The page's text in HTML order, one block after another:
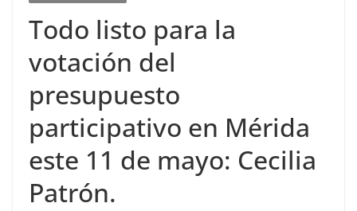
Todo listo para la
votación del
presupuesto
participativo en Mérida
este 11 de mayo: Cecilia
Patrón.